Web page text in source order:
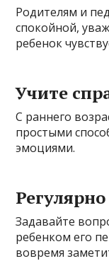
Родителям и
спокойной,
ребенок
Учите
С раннего
простыми
эмоциями.
Задавайте
ребенком его
вовремя